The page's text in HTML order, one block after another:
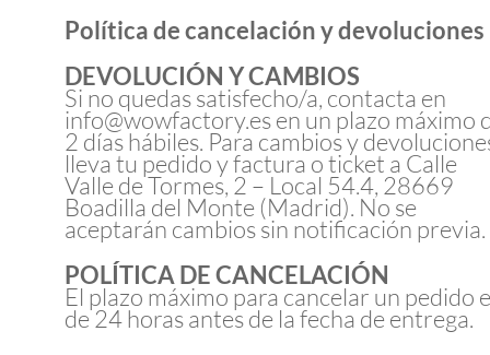
Política de cancelación y devoluciones
DEVOLUCIÓN Y CAMBIOS
Si no quedas satisfecho/a, contacta en
info@wowfactory.es en un plazo máximo
2 días hábiles. Para cambios y
lleva tu pedido y factura o ticket a Calle
Valle de Tormes, 2 – Local 54.4, 28669
Boadilla del Monte (Madrid). No se
aceptarán cambios sin notificación previa.
POLÍTICA DE CANCELACIÓN
El plazo máximo para cancelar un pedido
de 24 horas antes de la fecha de entrega.